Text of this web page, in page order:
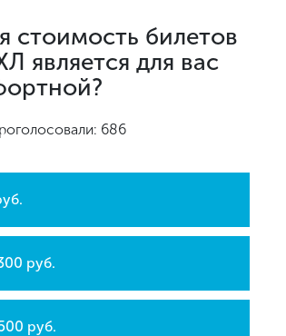
стоимость билетов
является для вас
686
руб.
руб.